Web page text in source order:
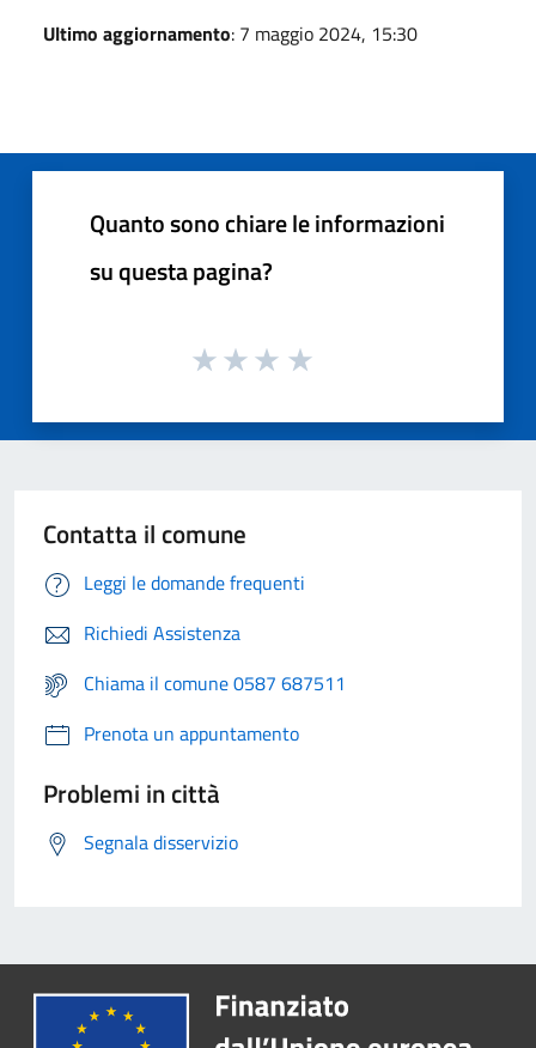
Ultimo aggiornamento: 7 maggio 2024, 15:30
Quanto sono chiare le informazioni
su questa pagina?
Contatta il comune
Leggi le domande frequenti
Richiedi Assistenza
Chiama il comune 0587 687511
Prenota un appuntamento
Problemi in città
Segnala disservizio